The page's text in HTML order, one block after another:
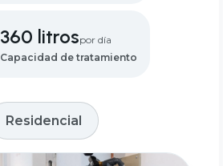
360 litrospor día
Capacidad de tratamiento
Residencial